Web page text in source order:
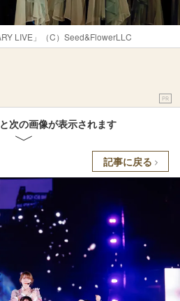
LIVE」（C）Seed&FlowerLLC
PR
次の画像が表示されます
記事に戻る